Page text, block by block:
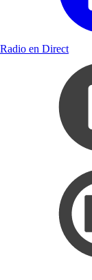
Radio en Direct